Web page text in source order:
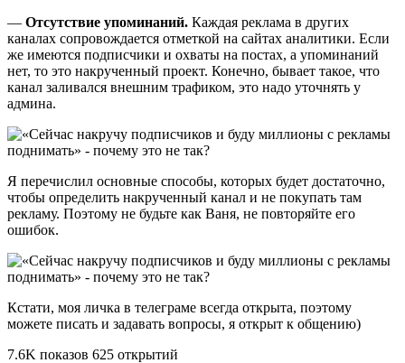
— Отсутствие упоминаний. Каждая реклама в других
каналах сопровождается отметкой на сайтах аналитики. Если
же имеются подписчики и охваты на постах, а упоминаний
нет, то это накрученный проект. Конечно, бывает такое, что
канал заливался внешним трафиком, это надо уточнять у
админа.
Я перечислил основные способы, которых будет достаточно,
чтобы определить накрученный канал и не покупать там
рекламу. Поэтому не будьте как Ваня, не повторяйте его
ошибок.
Кстати, моя личка в телеграме всегда открыта, поэтому
можете писать и задавать вопросы, я открыт к общению)
7.6K показов 625 открытий